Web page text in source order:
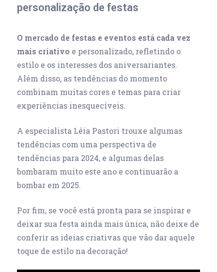
personalização de festas
O mercado de festas e eventos está cada vez
mais criativo e personalizado, refletindo o
estilo e os interesses dos aniversariantes.
Além disso, as tendências do momento
combinam muitas cores e temas para criar
experiências inesquecíveis.
A especialista Léia Pastori trouxe algumas
tendências com uma perspectiva de
tendências para 2024, e algumas delas
bombaram muito este ano e continuarão a
bombar em 2025.
Por fim, se você está pronta para se inspirar e
deixar sua festa ainda mais única, não deixe de
conferir as ideias criativas que vão dar aquele
toque de estilo na decoração!